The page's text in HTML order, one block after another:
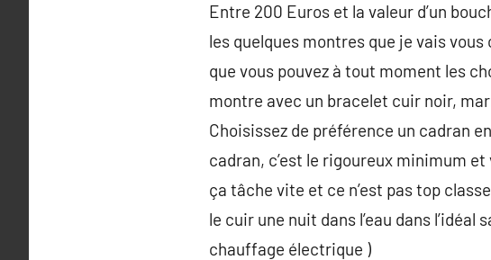
Entre 200 Euros et la valeur d’un
les quelques montres que je vais
que vous pouvez à tout moment les
montre avec un bracelet cuir noir,
Choisissez de préférence un cadran
cadran, c’est le rigoureux minimum
ça tâche vite et ce n’est pas top
le cuir une nuit dans l’eau dans
chauffage électrique )